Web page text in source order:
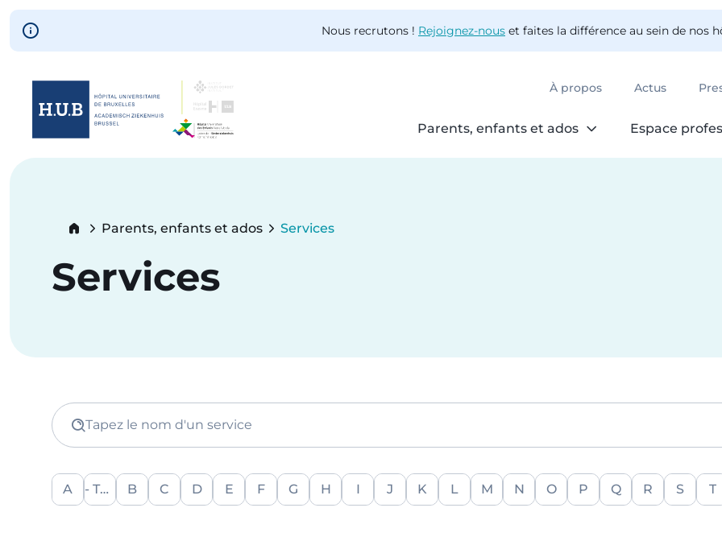
Skip to main content
Nous recrutons ! Rejoignez-nous et faites la différence au sein de nos
À propos Actus
Parents, enfants et ados Espace
Skip
Breadcrumb
Parents, enfants et ados Services
Services
Tapez le nom d'un service
A - Tout -B C D E F G H I J K L M N O P Q R S T